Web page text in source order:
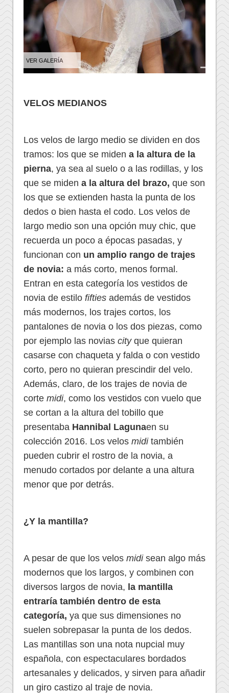
VER GALERÍA
VELOS MEDIANOS
Los velos de largo medio se dividen en dos
tramos: los que se miden a la altura de la
pierna, ya sea al suelo o a las rodillas, y los
que se miden a la altura del brazo, que son
los que se extienden hasta la punta de los
dedos o bien hasta el codo. Los velos de
largo medio son una opción muy chic, que
recuerda un poco a épocas pasadas, y
funcionan con un amplio rango de trajes
de novia: a más corto, menos formal.
Entran en esta categoría los vestidos de
novia de estilo fifties además de vestidos
más modernos, los trajes cortos, los
pantalones de novia o los dos piezas, como
por ejemplo las novias cityque quieran
casarse con chaqueta y falda o con vestido
corto, pero no quieran prescindir del velo.
Además, claro, de los trajes de novia de
corte midi, como los vestidos con vuelo que
se cortan a la altura del tobillo que
presentaba Hannibal Lagunaen su
colección 2016. Los velos miditambién
pueden cubrir el rostro de la novia, a
menudo cortados por delante a una altura
menor que por detrás.
¿Y la mantilla?
A pesar de que los velos midisean algo más
modernos que los largos, y combinen con
diversos largos de novia, la mantilla
entraría también dentro de esta
categoría, ya que sus dimensiones no
suelen sobrepasar la punta de los dedos.
Las mantillas son una nota nupcial muy
española, con espectaculares bordados
artesanales y delicados, y sirven para añadir
un giro castizo al traje de novia.